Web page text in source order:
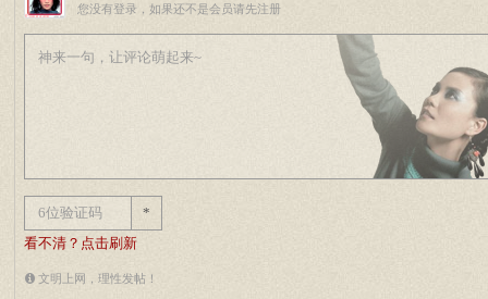
您没有登录，如果还不是会员请先注册
*
看不清？点击刷新
文明上网，理性发帖！